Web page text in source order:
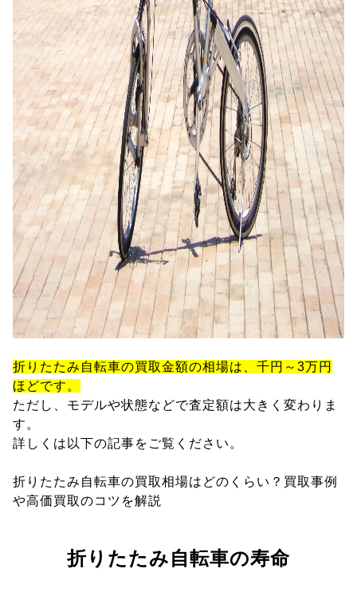
折りたたみ自転車の買取金額の相場は、千円～3万円
ほどです。
ただし、モデルや状態などで査定額は大きく変わりま
す。
詳しくは以下の記事をご覧ください。
折りたたみ自転車の買取相場はどのくらい？買取事例
や高価買取のコツを解説
折りたたみ自転車の寿命